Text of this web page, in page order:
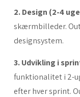
2. Design (2-4
skærmbilleder.
designsystem.
3. Udvikling i
funktionalitet i 2-
efter hver sprint.